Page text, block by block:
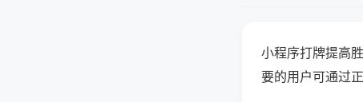
小程序打牌提高
要的用户可通过